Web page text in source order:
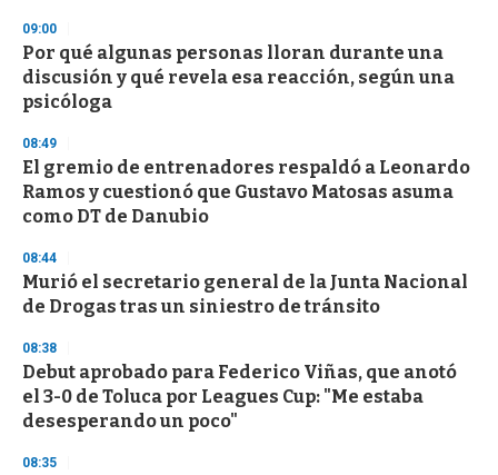
09:00
Por qué algunas personas lloran durante una
discusión y qué revela esa reacción, según una
psicóloga
08:49
El gremio de entrenadores respaldó a Leonardo
Ramos y cuestionó que Gustavo Matosas asuma
como DT de Danubio
08:44
Murió el secretario general de la Junta Nacional
de Drogas tras un siniestro de tránsito
08:38
Debut aprobado para Federico Viñas, que anotó
el 3-0 de Toluca por Leagues Cup: "Me estaba
desesperando un poco"
08:35